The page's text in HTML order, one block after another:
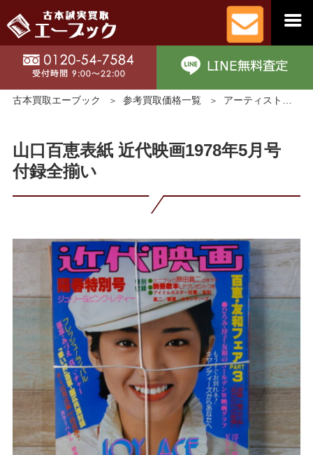
古本買取エーブック 参考買取価格一覧 アーティスト・アイドルグッズの買取価格
山口百恵表紙 近代映画1978年5月号
付録全揃い